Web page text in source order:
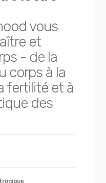
vous
et
- de la
corps à la
fertilité et à
des